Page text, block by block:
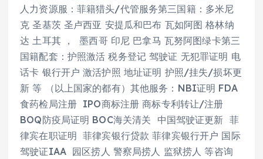
人力资源服：菲籍猎头/代管服务第三国籍：多米尼
克 圣基茨 圣卢西亚 安提瓜和巴布 瓦如阿图 格林纳
达 土耳其 ， 墨西哥 印尼 巴拿马 瓦努阿图绿卡第三
国籍配套：护照激活 税务登记 驾驶证 无犯罪证明 电
话卡 银行开户 激活护照 地址证明 护照/挂失/损坏更
新 等 （以上国家的都有）其他服务：NBI证明 FDA
食药检局注册 IPO商标注册 商标专利转让/注册
BOQ防疫局证明 BOC海关清关 中国驾驶证更新 菲
律宾在职证明 菲律宾银行贷款 菲律宾银行开户 国际
驾驶证IAA 园区捞人 警察局捞人 监狱捞人 等咨询